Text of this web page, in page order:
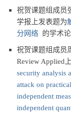
祝贺课题组成员
学报上发表题为
分网络 的学术论
祝贺课题组成员
Review Applied
security analysis
attack on
independent
independent